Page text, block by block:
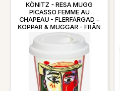
KÖNITZ - RESA MUGG
PICASSO FEMME AU
CHAPEAU - FLERFÄRGAD -
KOPPAR & MUGGAR - FRÅN
HOMEROOM